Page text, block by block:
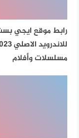
رابط موقع ايجي
للاندرويد
مسلسلات وأفلام